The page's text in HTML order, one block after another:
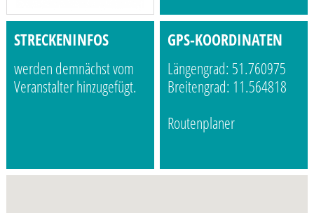
STRECKENINFOS
werden demnächst vom
Veranstalter hinzugefügt.
GPS-KOORDINATEN
Längengrad: 51.760975
Breitengrad: 11.564818
Routenplaner